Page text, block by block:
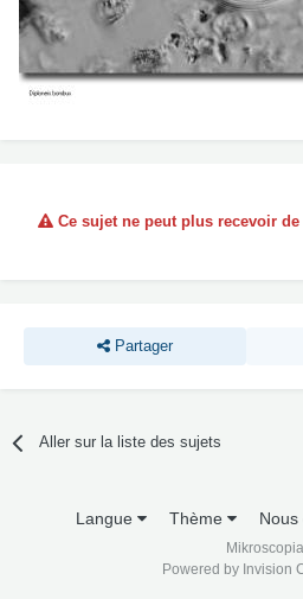
Ce sujet ne peut plus recevoir
Partager
Aller sur la liste des sujets
Langue Thème Nous
Mikroscopia
Powered by Invision